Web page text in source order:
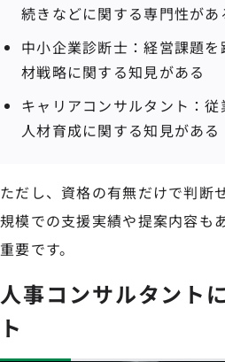
続きなどに関する専門性があ
中小企業診断士：経営課題
材戦略に関する知見がある
キャリアコンサルタント：
人材育成に関する知見がある
ただし、資格の有無だけで判断
規模での支援実績や提案内容も
重要です。
人事コンサルタント
ト